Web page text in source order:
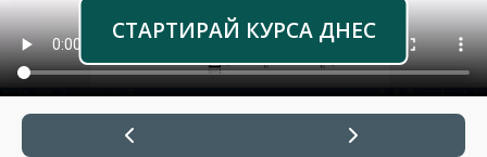
СТАРТИРАЙ КУРСА ДНЕС